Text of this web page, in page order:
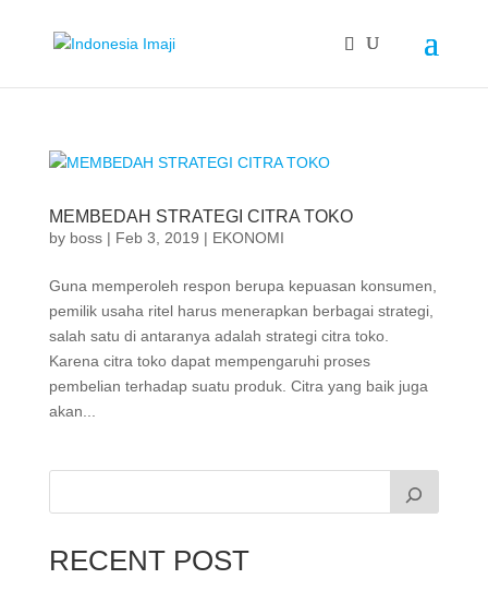
MEMBEDAH STRATEGI CITRA TOKO
by boss| Feb 3, 2019 | EKONOMI
Guna memperoleh respon berupa kepuasan konsumen,
pemilik usaha ritel harus menerapkan berbagai strategi,
salah satu di antaranya adalah strategi citra toko.
Karena citra toko dapat mempengaruhi proses
pembelian terhadap suatu produk. Citra yang baik juga
akan...
RECENT POST